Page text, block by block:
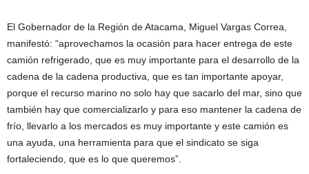
El Gobernador de la Región de Atacama, Miguel Vargas Correa,
manifestó: “aprovechamos la ocasión para hacer entrega de este
camión refrigerado, que es muy importante para el desarrollo de la
cadena de la cadena productiva, que es tan importante apoyar,
porque el recurso marino no solo hay que sacarlo del mar, sino que
también hay que comercializarlo y para eso mantener la cadena de
frío, llevarlo a los mercados es muy importante y este camión es
una ayuda, una herramienta para que el sindicato se siga
fortaleciendo, que es lo que queremos”.